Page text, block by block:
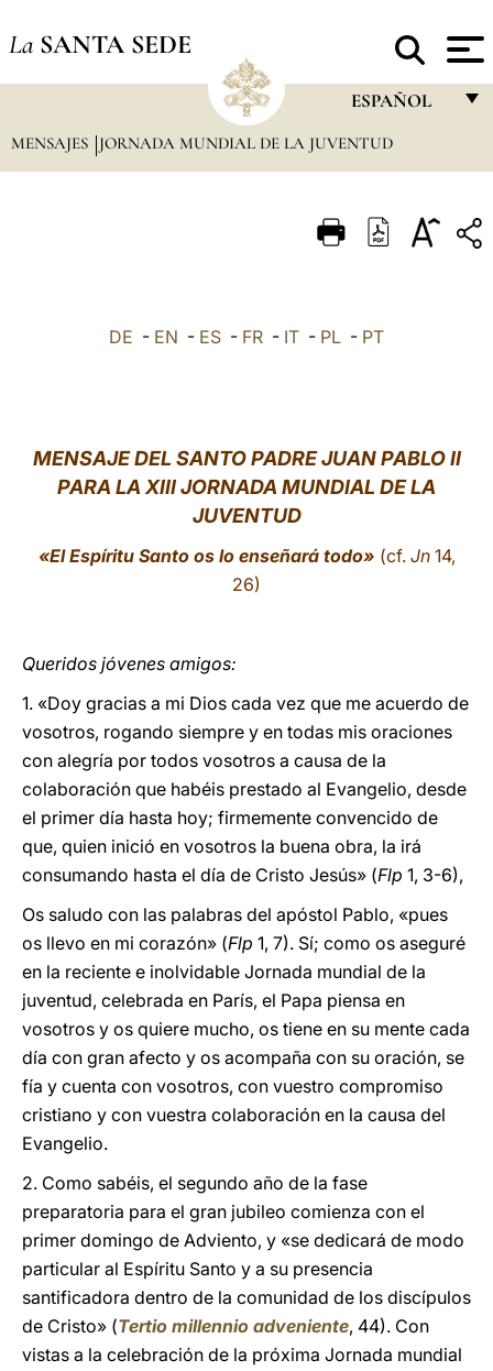
La SANTA SEDE
ESPAÑOL
FRANÇAIS
ITALIANO
中文
MENSAJES JORNADA MUNDIAL DE LA JUVENTUD
DE - EN - ES - FR - IT - PL - PT
MENSAJE DEL SANTO PADRE JUAN PABLO II
PARA LA XIII JORNADA MUNDIAL DE LA
JUVENTUD
«El Espíritu Santo os lo enseñará todo» (cf. Jn14,
26)
Queridos jóvenes amigos:
1. «Doy gracias a mi Dios cada vez que me acuerdo de
vosotros, rogando siempre y en todas mis oraciones
con alegría por todos vosotros a causa de la
colaboración que habéis prestado al Evangelio, desde
el primer día hasta hoy; firmemente convencido de
que, quien inició en vosotros la buena obra, la irá
consumando hasta el día de Cristo Jesús» (Flp 1, 3-6),
Os saludo con las palabras del apóstol Pablo, «pues
os llevo en mi corazón» (Flp 1, 7). Sí; como os aseguré
en la reciente e inolvidable Jornada mundial de la
juventud, celebrada en París, el Papa piensa en
vosotros y os quiere mucho, os tiene en su mente cada
día con gran afecto y os acompaña con su oración, se
fía y cuenta con vosotros, con vuestro compromiso
cristiano y con vuestra colaboración en la causa del
Evangelio.
2. Como sabéis, el segundo año de la fase
preparatoria para el gran jubileo comienza con el
primer domingo de Adviento, y «se dedicará de modo
particular al Espíritu Santo y a su presencia
santificadora dentro de la comunidad de los discípulos
de Cristo» (Tertio millennio adveniente, 44). Con
vistas a la celebración de la próxima Jornada mundial